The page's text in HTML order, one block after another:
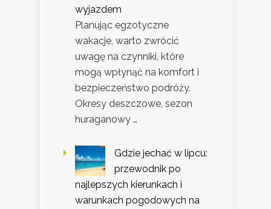
wyjazdem
Planując egzotyczne
wakacje, warto zwrócić
uwagę na czynniki, które
mogą wpłynąć na komfort i
bezpieczeństwo podróży.
Okresy deszczowe, sezon
huraganowy …
Gdzie jechać w lipcu:
przewodnik po
najlepszych kierunkach i
warunkach pogodowych na